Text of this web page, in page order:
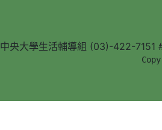
中央大學生活輔導組 (03)-422-7151